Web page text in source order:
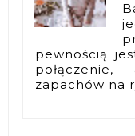
pewnością
zapachów na